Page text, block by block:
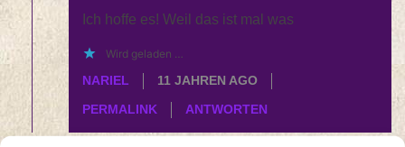
Ich hoffe es! Weil das ist mal was
Wird geladen …
NARIEL
11 JAHREN AGO
PERMALINK ANTWORTEN